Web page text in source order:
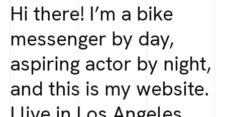
Hi there! I’m a bike
messenger by day,
aspiring actor by night,
and this is my website.